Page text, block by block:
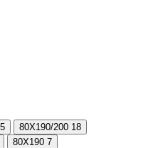
5 80Х190/200 18
80Х190 7